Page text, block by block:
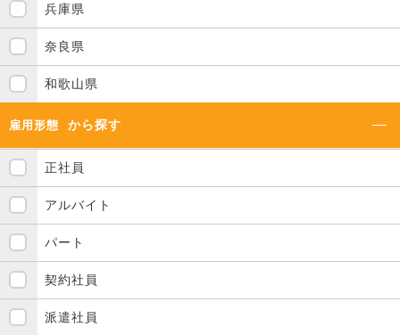
兵庫県
奈良県
和歌山県
雇用形態 から探す
正社員
アルバイト
パート
契約社員
派遣社員